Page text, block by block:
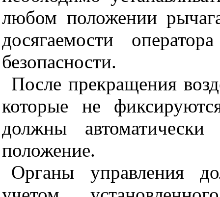
любом положении
досягаемости
безопасности.
После прекращения
которые не
должны автоматически
положение.
Органы управления